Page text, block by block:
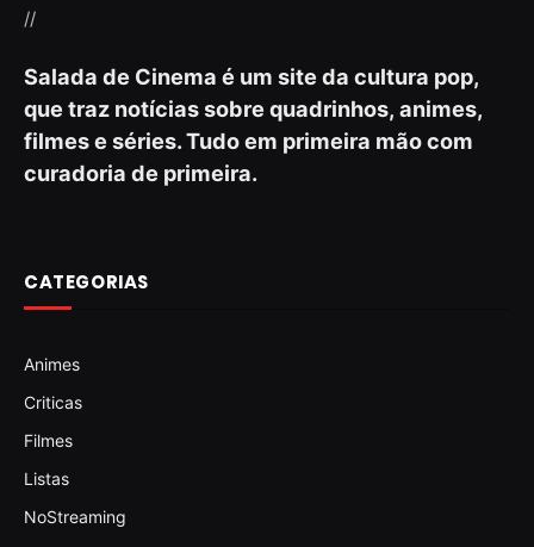
//
Salada de Cinema é um site da cultura pop,
que traz notícias sobre quadrinhos, animes,
filmes e séries. Tudo em primeira mão com
curadoria de primeira.
CATEGORIAS
Animes
Criticas
Filmes
Listas
NoStreaming